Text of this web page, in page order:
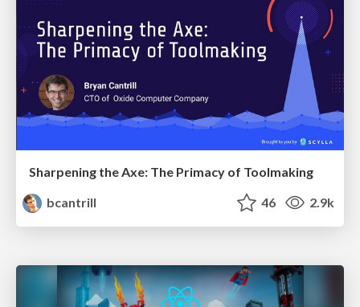
Sharpening the Axe: The Primacy of Toolmaking
bcantrill
46 2.9k